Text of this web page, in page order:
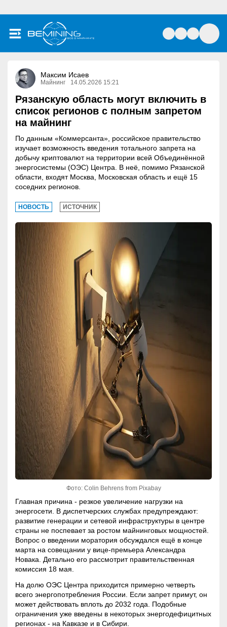
Максим Исаев
Майнинг 14.05.2026 15:21
Рязанскую область могут включить в
список регионов с полным запретом
на майнинг
По данным «Коммерсанта», российское правительство
изучает возможность введения тотального запрета на
добычу криптовалют на территории всей Объединённой
энергосистемы (ОЭС) Центра. В неё, помимо Рязанской
области, входят Москва, Московская область и ещё 15
соседних регионов.
НОВОСТЬ ИСТОЧНИК
Фото: Colin Behrens from Pixabay
Главная причина - резкое увеличение нагрузки на
энергосети. В диспетчерских службах предупреждают:
развитие генерации и сетевой инфраструктуры в центре
страны не поспевает за ростом майнинговых мощностей.
Вопрос о введении моратория обсуждался ещё в конце
марта на совещании у вице-премьера Александра
Новака. Детально его рассмотрит правительственная
комиссия 18 мая.
На долю ОЭС Центра приходится примерно четверть
всего энергопотребления России. Если запрет примут, он
может действовать вплоть до 2032 года. Подобные
ограничения уже введены в некоторых энергодефицитных
регионах - на Кавказе и в Сибири.